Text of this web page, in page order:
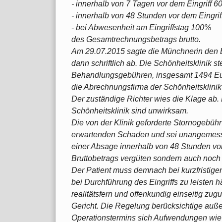
- innerhalb von 7 Tagen vor dem Eingriff
- innerhalb von 48 Stunden vor dem
- bei Abwesenheit am Eingriffstag 100%
des Gesamtrechnungsbetrags brutto.
Am 29.07.2015 sagte die Münchnerin
dann schriftlich ab. Die Schönheitsklinik
Behandlungsgebühren, insgesamt 1494
die Abrechnungsfirma der
Der zuständige Richter wies die Klage
Schönheitsklinik sind unwirksam.
Die von der Klinik geforderte
erwartenden Schaden und sei
einer Absage innerhalb von 48 Stunden
Bruttobetrags vergüten sondern auch
Der Patient muss demnach bei
bei Durchführung des Eingriffs zu leisten
realitätsfern und offenkundig einseitig
Gericht. Die Regelung berücksichtige
Operationstermins sich Aufwendungen